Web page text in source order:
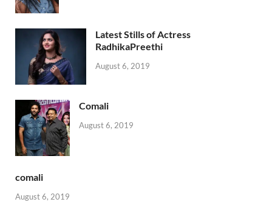
Latest Stills of Actress
RadhikaPreethi
August 6, 2019
Comali
August 6, 2019
comali
August 6, 2019